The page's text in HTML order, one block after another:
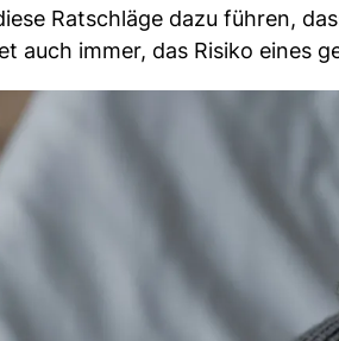
Ratschläge dazu führen,
auch immer, das Risiko eines